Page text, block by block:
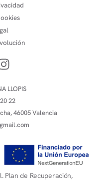
LLOPIS
22
46005 Valencia
Plan de Recuperación,